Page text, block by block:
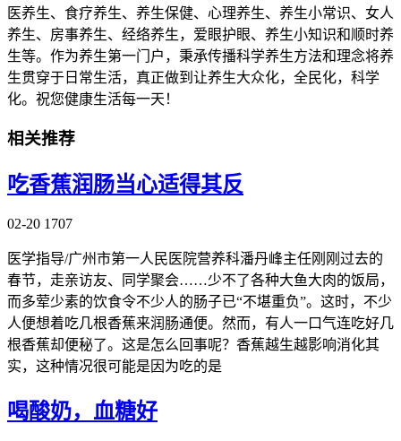
医养生、食疗养生、养生保健、心理养生、养生小常识、女人
养生、房事养生、经络养生，爱眼护眼、养生小知识和顺时养
生等。作为养生第一门户，秉承传播科学养生方法和理念将养
生贯穿于日常生活，真正做到让养生大众化，全民化，科学
化。祝您健康生活每一天！
相关推荐
吃香蕉润肠当心适得其反
02-20 1707
医学指导/广州市第一人民医院营养科潘丹峰主任刚刚过去的
春节，走亲访友、同学聚会……少不了各种大鱼大肉的饭局，
而多荤少素的饮食令不少人的肠子已“不堪重负”。这时，不少
人便想着吃几根香蕉来润肠通便。然而，有人一口气连吃好几
根香蕉却便秘了。这是怎么回事呢？香蕉越生越影响消化其
实，这种情况很可能是因为吃的是
喝酸奶，血糖好